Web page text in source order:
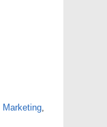
Marketing,